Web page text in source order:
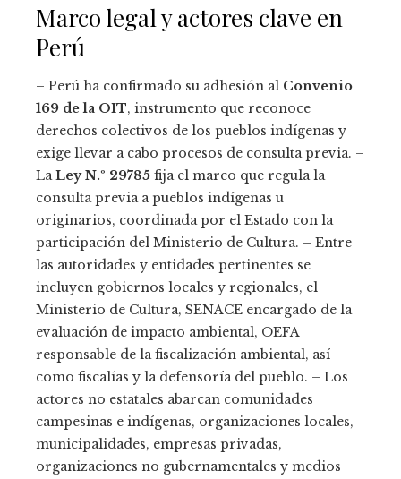
Marco legal y actores clave en
Perú
– Perú ha confirmado su adhesión al Convenio
169 de la OIT, instrumento que reconoce
derechos colectivos de los pueblos indígenas y
exige llevar a cabo procesos de consulta previa. –
LaLey N.º 29785 fija el marco que regula la
consulta previa a pueblos indígenas u
originarios, coordinada por el Estado con la
participación del Ministerio de Cultura. – Entre
las autoridades y entidades pertinentes se
incluyen gobiernos locales y regionales, el
Ministerio de Cultura, SENACE encargado de la
evaluación de impacto ambiental, OEFA
responsable de la fiscalización ambiental, así
como fiscalías y la defensoría del pueblo. – Los
actores no estatales abarcan comunidades
campesinas e indígenas, organizaciones locales,
municipalidades, empresas privadas,
organizaciones no gubernamentales y medios